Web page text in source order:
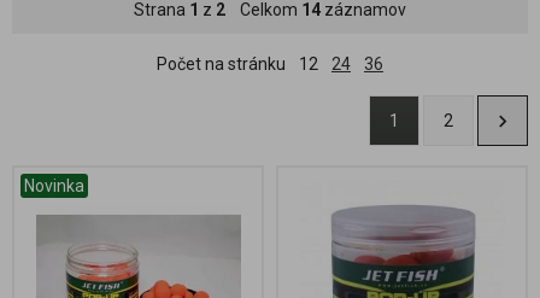
Strana 1 z 2 Celkom 14 záznamov
Počet na stránku 12 24 36
1 2
Novinka